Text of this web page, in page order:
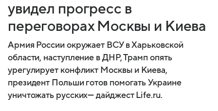
увидел прогресс в
переговорах Москвы и Киева
Армия России окружает ВСУ в Харьковской
области, наступление в ДНР, Трамп опять
урегулирует конфликт Москвы и Киева,
президент Польши готов помогать Украине
уничтожать русских— дайджест Life.ru.